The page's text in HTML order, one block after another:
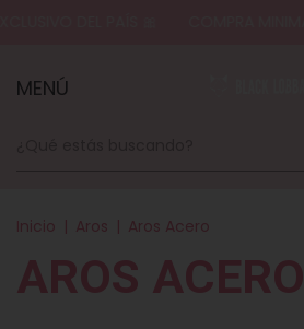
MENÚ
Inicio | Aros | Aros Acero
AROS ACERO